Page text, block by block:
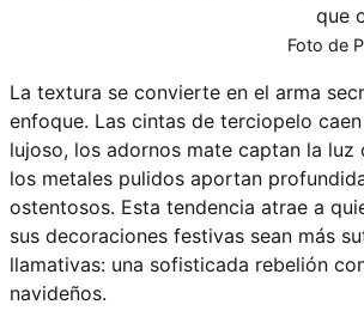
que
Foto de
La textura se convierte en el arma
enfoque. Las cintas de terciopelo
lujoso, los adornos mate captan la luz
los metales pulidos aportan
ostentosos. Esta tendencia atrae a
sus decoraciones festivas sean más
llamativas: una sofisticada rebelión
navideños.